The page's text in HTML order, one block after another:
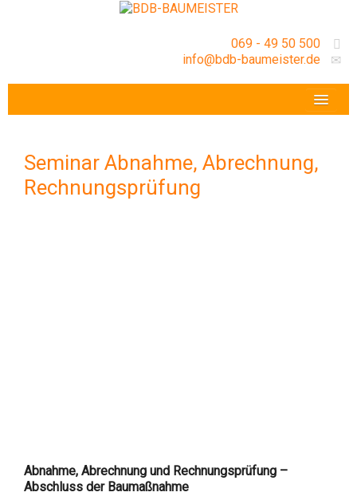
069 - 49 50 500
info@bdb-baumeister.de
GESCHÄFTSSTELLE
Seminar Abnahme, Abrechnung,
Rechnungsprüfung
Abnahme, Abrechnung und Rechnungsprüfung –
Abschluss der Baumaßnahme